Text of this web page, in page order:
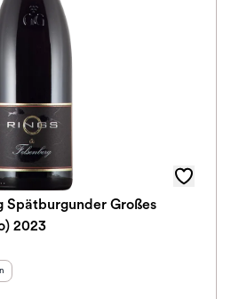
Spätburgunder Großes
2023